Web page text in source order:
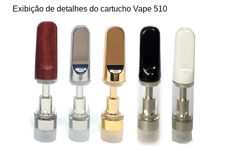
Exibição de detalhes do cartucho Vape 510